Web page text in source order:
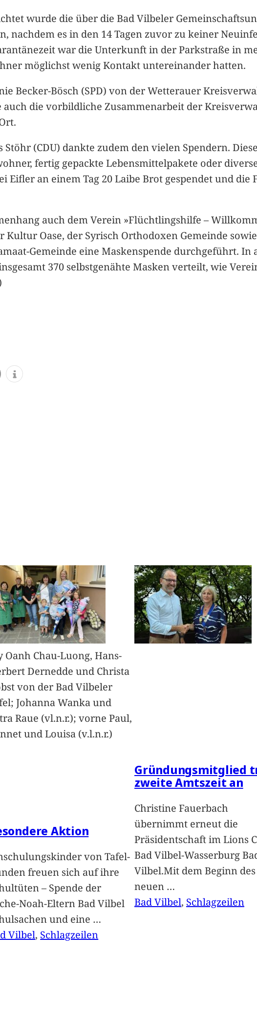
wurde die über die Bad Vilbeler
nachdem es in den 14 Tagen zuvor zu keiner
war die Unterkunft in der Parkstraße in
möglichst wenig Kontakt untereinander hatten.
Becker-Bösch (SPD) von der Wetterauer
auch die vorbildliche Zusammenarbeit der
(CDU) dankte zudem den vielen Spendern.
fertig gepackte Lebensmittelpakete oder
Eifler an einem Tag 20 Laibe Brot gespendet und die
auch dem Verein »Flüchtlingshilfe –
Oase, der Syrisch Orthodoxen Gemeinde
Gemeinde eine Maskenspende durchgeführt. In
370 selbstgenähte Masken verteilt, wie
Oanh Chau-Luong, Hans-
Dernedde und Christa
von der Bad Vilbeler
Johanna Wanka und
Raue (vl.n.r.); vorne Paul,
und Louisa (v.l.n.r.)
Aktion
von Tafel-
freuen sich auf ihre
– Spende der
Noah-Eltern Bad Vilbel
und eine …
Vilbel, Schlagzeilen
Gründungsmitglied
zweite Amtszeit an
Christine Fauerbach
übernimmt erneut die
Präsidentschaft im Lions
Bad Vilbel-Wasserburg
Vilbel.Mit dem Beginn des
neuen …
Bad Vilbel, Schlagzeilen